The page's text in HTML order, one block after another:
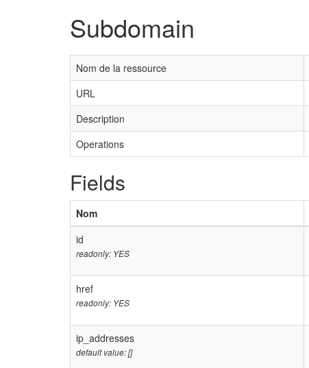
Subdomain
Nom de la ressource
URL
Description
Operations
Fields
Nom
id
readonly: YES
href
readonly: YES
ip_addresses
default value: []